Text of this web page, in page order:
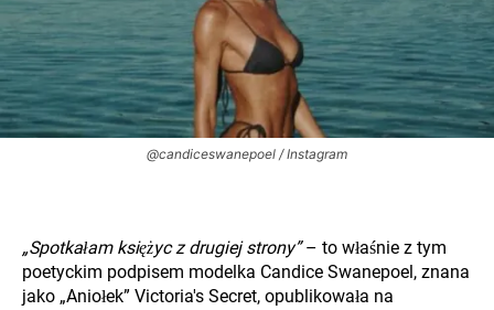
@candiceswanepoel / Instagram
„Spotkałam księżyc z drugiej strony”– to właśnie z tym
poetyckim podpisem modelka Candice Swanepoel, znana
jako „Aniołek” Victoria's Secret, opublikowała na